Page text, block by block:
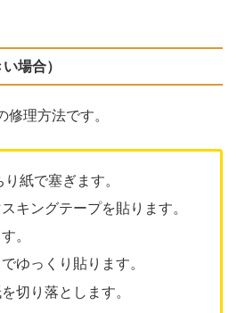
場合）
理方法です。
紙で塞ぎます。
キングテープを貼ります。
。
ゆっくり貼ります。
切り落とします。